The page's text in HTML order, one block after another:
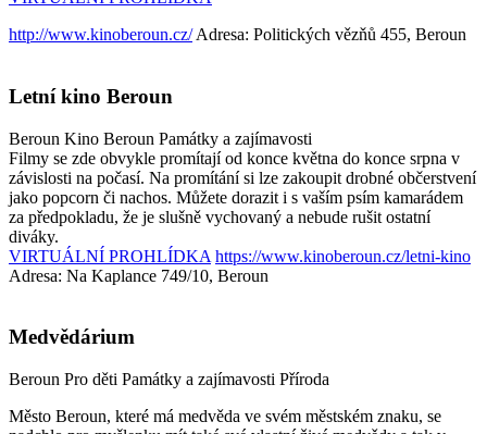
http://www.kinoberoun.cz/ Adresa: Politických vězňů 455, Beroun
Letní kino Beroun
Beroun Kino Beroun Památky a zajímavosti
Filmy se zde obvykle promítají od konce května do konce srpna v
závislosti na počasí. Na promítání si lze zakoupit drobné občerstvení
jako popcorn či nachos. Můžete dorazit i s vaším psím kamarádem
za předpokladu, že je slušně vychovaný a nebude rušit ostatní
diváky.
VIRTUÁLNÍ PROHLÍDKA https://www.kinoberoun.cz/letni-kino
Adresa: Na Kaplance 749/10, Beroun
Medvědárium
Beroun Pro děti Památky a zajímavosti Příroda
Město Beroun, které má medvěda ve svém městském znaku, se